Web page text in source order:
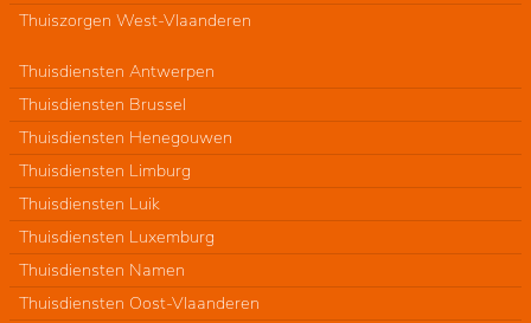
Thuiszorgen West-Vlaanderen
Thuisdiensten Antwerpen
Thuisdiensten Brussel
Thuisdiensten Henegouwen
Thuisdiensten Limburg
Thuisdiensten Luik
Thuisdiensten Luxemburg
Thuisdiensten Namen
Thuisdiensten Oost-Vlaanderen